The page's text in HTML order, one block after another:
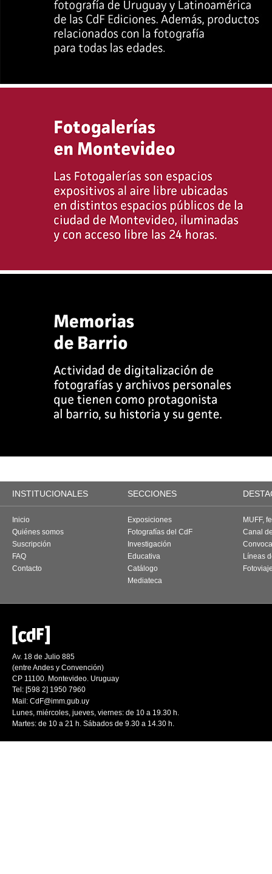
INSTITUCIONALES SECCIONES
Inicio
Quiénes somos
Suscripción
FAQ
Contacto
Exposiciones
Fotografías del CdF
Investigación
Educativa
Catálogo
Mediateca
MUFF,
Canal
Líneas
Av. 18 de Julio 885
(entre Andes y Convención)
CP 11100. Montevideo. Uruguay
Tel: [598 2] 1950 7960
Mail: CdF@imm.gub.uy
Lunes, miércoles, jueves, viernes: de 10 a 19.30 h.
Martes: de 10 a 21 h. Sábados de 9.30 a 14.30 h.